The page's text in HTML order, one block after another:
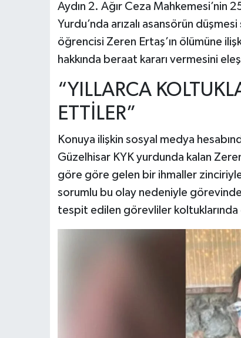
Aydın 2. Ağır Ceza Mahkemesi’nin
Yurdu’nda arızalı asansörün
öğrencisi Zeren Ertaş’ın ölümüne
hakkında beraat kararı vermesini
“YILLARCA
ETTİLER”
Konuya ilişkin sosyal medya
Güzelhisar KYK yurdunda kalan
göre göre gelen bir ihmaller
sorumlu bu olay nedeniyle
tespit edilen görevliler